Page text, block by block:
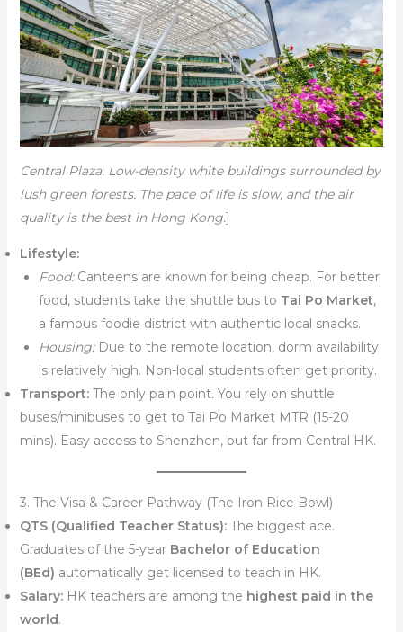
Central Plaza. Low-density white buildings surrounded by
lush green forests. The pace of life is slow, and the air
quality is the best in Hong Kong.]
Lifestyle:
Food:Canteens are known for being cheap. For better
food, students take the shuttle bus to Tai Po Market,
a famous foodie district with authentic local snacks.
Housing:Due to the remote location, dorm availability
is relatively high. Non-local students often get priority.
Transport:The only pain point. You rely on shuttle
buses/minibuses to get to Tai Po Market MTR (15-20
mins). Easy access to Shenzhen, but far from Central HK.
3. The Visa & Career Pathway (The Iron Rice Bowl)
QTS (Qualified Teacher Status):The biggest ace.
Graduates of the 5-year Bachelor of Education
(BEd) automatically get licensed to teach in HK.
Salary:HK teachers are among the highest paid in the
world.